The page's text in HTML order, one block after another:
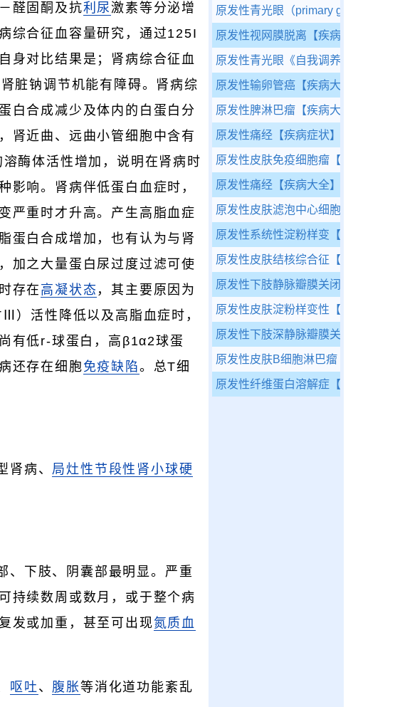
醛固酮及抗利尿激素等分泌增
综合征血容量研究，通过125I
身对比结果是；肾病综合征血
脏钠调节机能有障碍。肾病综
白合成减少及体内的白蛋白分
肾近曲、远曲小管细胞中含有
酶体活性增加，说明在肾病时
影响。肾病伴低蛋白血症时，
严重时才升高。产生高脂血症
蛋白合成增加，也有认为与肾
加之大量蛋白尿过度过滤可使
存在高凝状态 ，其主要原因为
活性降低以及高脂血症时，
有低r-球蛋白，高β1α2球蛋
还存在细胞免疫缺陷。总T细
肾病、 局灶性节段性肾小球硬
下肢、阴囊部最明显。严重
持续数周或数月，或于整个病
发或加重，甚至可出现氮质血
呕吐、 腹胀等消化道功能紊乱
原发性青光眼（primary glaucoma
原发性视网膜脱离 【疾病大全】
原发性青光眼 《自我调养巧治病》
原发性输卵管癌 【疾病大全】
原发性脾淋巴瘤 【疾病大全】
原发性痛经 【疾病症状】
原发性皮肤免疫细胞瘤 【疾病大全
原发性痛经 【疾病大全】
原发性皮肤滤泡中心细胞性淋巴瘤
原发性系统性淀粉样变 【疾病大全
原发性皮肤结核综合征 【疾病大全
原发性下肢静脉瓣膜关闭不全
原发性皮肤淀粉样变性 【疾病大全
原发性下肢深静脉瓣膜关闭不全
原发性皮肤B细胞淋巴瘤
原发性纤维蛋白溶解症 【疾病大全